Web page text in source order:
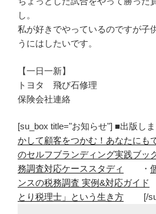
し。
私が好きでやっているのですが子
うにはしたいです。
【一日一新】
トヨタ 飛び石修理
保険会社連絡
[su_box title="お知らせ"] ■出版し
かして顧客をつかむ！あなたに
のセルフブランディング実践ブッ
務調査対応ケーススタディ
・
ンスの税務調査 実例&対応ガイド
とり税理士」という生き方 [/